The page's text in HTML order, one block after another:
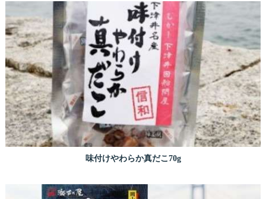
味付けやわらか真だこ70g